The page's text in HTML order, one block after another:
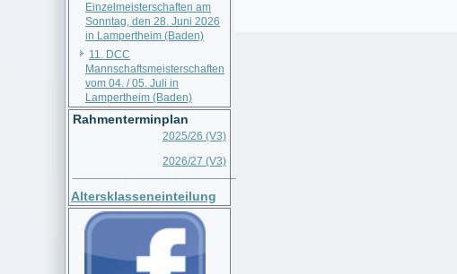
Einzelmeisterschaften am
Sonntag, den 28. Juni 2026
in Lampertheim (Baden)
11. DCC
Mannschaftsmeisterschaften
vom 04. / 05. Juli in
Lampertheim (Baden)
Rahmenterminplan
2025/26 (V3)
2026/27 (V3)
Altersklasseneinteilung